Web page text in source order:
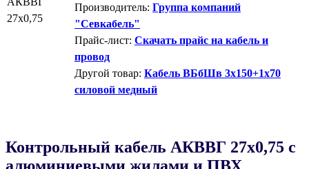
Производитель: Группа компаний
"Севкабель"
Прайс-лист: Скачать прайс на кабель и
провод
Другой товар: Кабель ВБбШв 3х150+1х70
силовой медный
Контрольный кабель AКВВГ 27х0,75 с
алюминиевыми жилами и ПВХ